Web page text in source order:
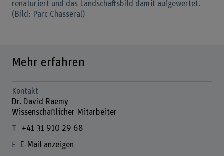
renaturiert und das Landschaftsbild damit aufgewertet.
(Bild: Parc Chasseral)
Mehr erfahren
Kontakt
Dr. David Raemy
Wissenschaftlicher Mitarbeiter
+41 31 910 29 68
E-Mail anzeigen